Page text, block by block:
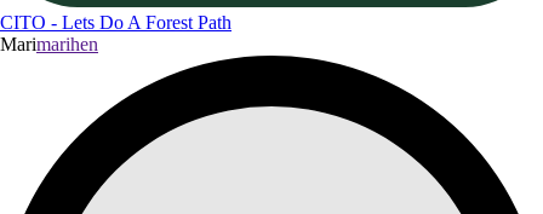
CITO - Lets Do A Forest Path
Marimarihen